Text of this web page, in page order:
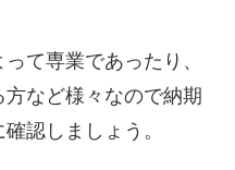
て専業であったり、
など様々なので納期
認しましょう。